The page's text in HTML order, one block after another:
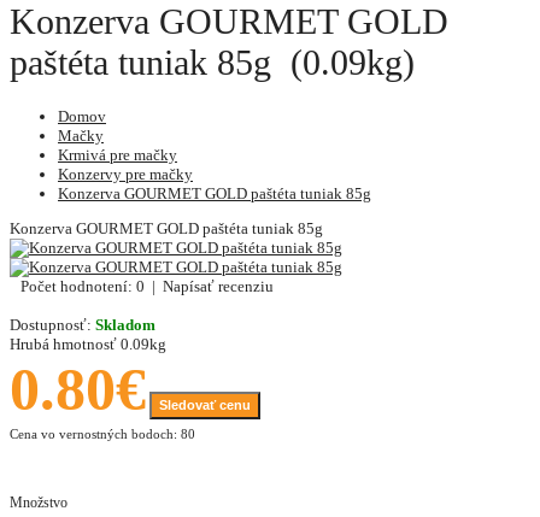
Konzerva GOURMET GOLD
paštéta tuniak 85g (0.09kg)
Domov
Mačky
Krmivá pre mačky
Konzervy pre mačky
Konzerva GOURMET GOLD paštéta tuniak 85g
Konzerva GOURMET GOLD paštéta tuniak 85g
Počet hodnotení: 0 | Napísať recenziu
Dostupnosť: Skladom
Hrubá hmotnosť 0.09kg
0.80€
Sledovať cenu
Cena vo vernostných bodoch: 80
Množstvo